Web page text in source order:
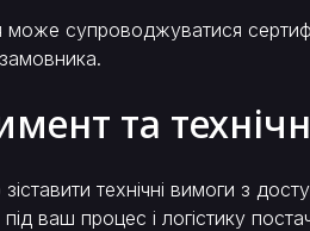
може супроводжуватися
замовника.
та
технічні вимоги з
під ваш процес і логістику